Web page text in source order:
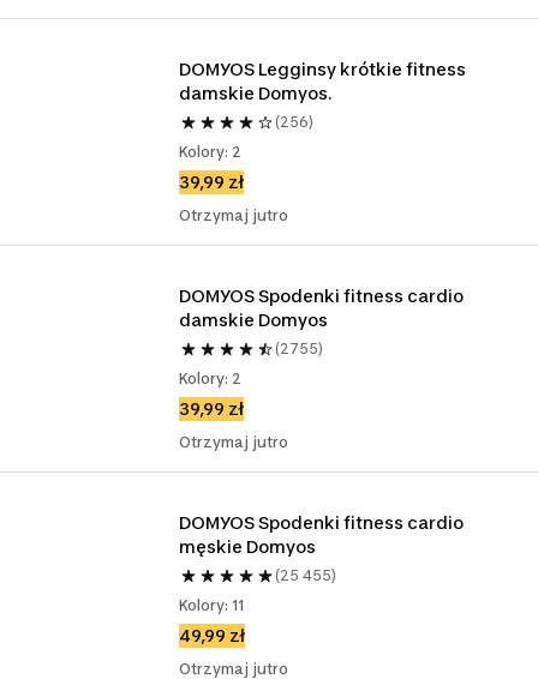
DOMYOS Legginsy krótkie fitness
damskie Domyos.
(256)
Kolory: 2
39,99 zł
Otrzymaj jutro
DOMYOS Spodenki fitness cardio
damskie Domyos
(2755)
Kolory: 2
39,99 zł
Otrzymaj jutro
DOMYOS Spodenki fitness cardio
męskie Domyos
(25 455)
Kolory: 11
49,99 zł
Otrzymaj jutro